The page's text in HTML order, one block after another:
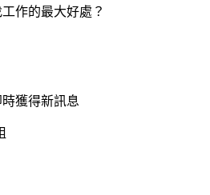
作的最大好處？
獲得新訊息